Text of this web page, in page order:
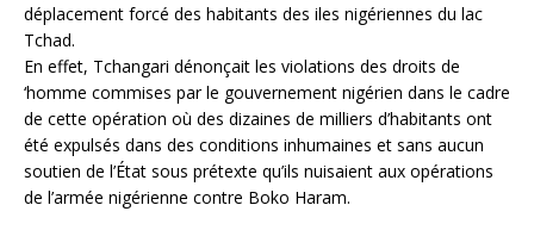
déplacement forcé des habitants des iles nigériennes du lac
Tchad.
En effet, Tchangari dénonçait les violations des droits de
‘homme commises par le gouvernement nigérien dans le cadre
de cette opération où des dizaines de milliers d’habitants ont
été expulsés dans des conditions inhumaines et sans aucun
soutien de l’État sous prétexte qu’ils nuisaient aux opérations
de l’armée nigérienne contre Boko Haram.